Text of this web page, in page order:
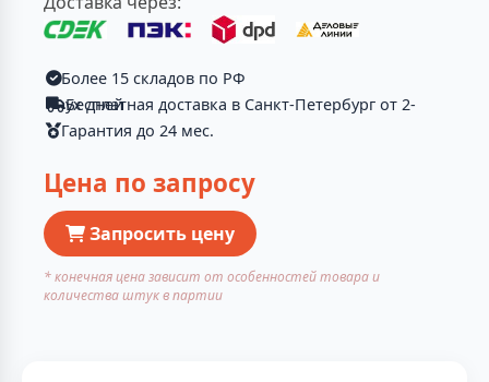
Более 15 складов по РФ
Бесплатная доставка в Санкт-Петербург от 2-ух дней
Гарантия до 24 мес.
Цена по запросу
Запросить цену
* конечная цена зависит от особенностей товара и
количества штук в партии